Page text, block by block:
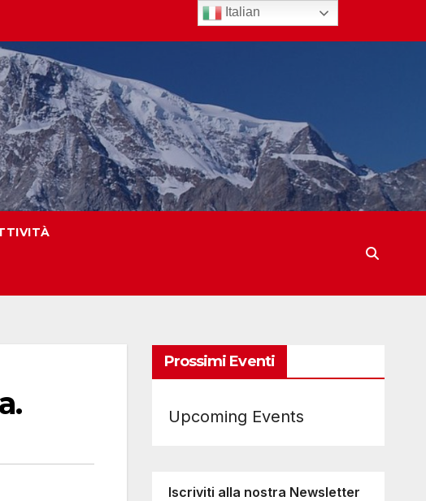
Prossimi Eventi
Upcoming Events
Iscriviti alla nostra Newsletter
Italian